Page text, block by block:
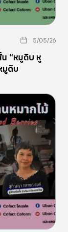
5/05/26
“หมูดิบ หู
มูดิบ